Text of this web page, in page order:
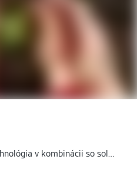
Plynová kondenzačná technológia v kombinácii so solárnym termickým systémom